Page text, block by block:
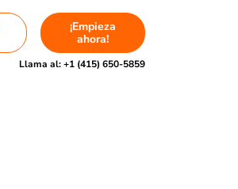
¡Empieza
ahora!
Llama al:+1 (415) 650-5859